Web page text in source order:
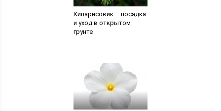
Кипарисовик – посадка
и уход в открытом
грунте